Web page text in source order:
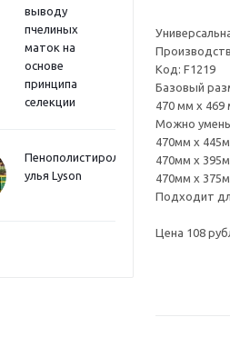
выводу
пчелиных
маток на
основе
принципа
селекции
Пенополистиролные
улья Lyson
Код: F1219
Базовый
470 мм x 469
Можно
470мм х
470мм х
470мм x
Подходит
Цена 108